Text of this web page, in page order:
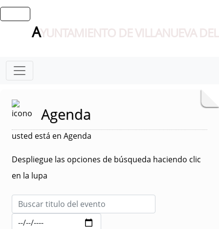
AYUNTAMIENTO DE VILLANUEVA
Agenda
usted está en Agenda
Despliegue las opciones de búsqueda haciendo clic
en la lupa